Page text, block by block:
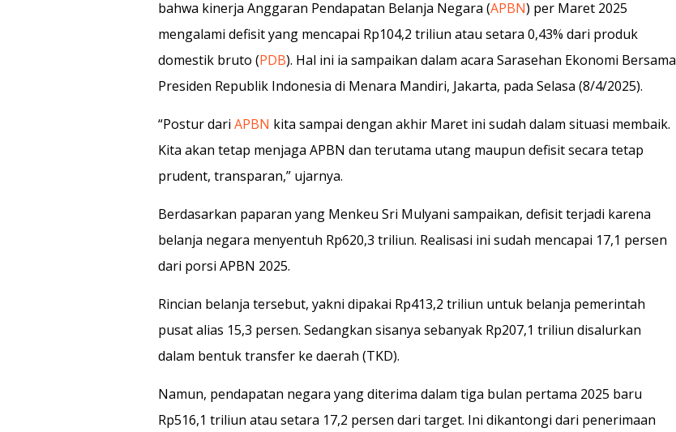
bahwa kinerja Anggaran Pendapatan Belanja Negara (APBN) per Maret 2025
mengalami defisit yang mencapai Rp104,2 triliun atau setara 0,43% dari produk
domestik bruto (PDB). Hal ini ia sampaikan dalam acara Sarasehan Ekonomi Bersama
Presiden Republik Indonesia di Menara Mandiri, Jakarta, pada Selasa (8/4/2025).
“Postur dari APBN kita sampai dengan akhir Maret ini sudah dalam situasi membaik.
Kita akan tetap menjaga APBN dan terutama utang maupun defisit secara tetap
prudent, transparan,” ujarnya.
Berdasarkan paparan yang Menkeu Sri Mulyani sampaikan, defisit terjadi karena
belanja negara menyentuh Rp620,3 triliun. Realisasi ini sudah mencapai 17,1 persen
dari porsi APBN 2025.
Rincian belanja tersebut, yakni dipakai Rp413,2 triliun untuk belanja pemerintah
pusat alias 15,3 persen. Sedangkan sisanya sebanyak Rp207,1 triliun disalurkan
dalam bentuk transfer ke daerah (TKD).
Namun, pendapatan negara yang diterima dalam tiga bulan pertama 2025 baru
Rp516,1 triliun atau setara 17,2 persen dari target. Ini dikantongi dari penerimaan